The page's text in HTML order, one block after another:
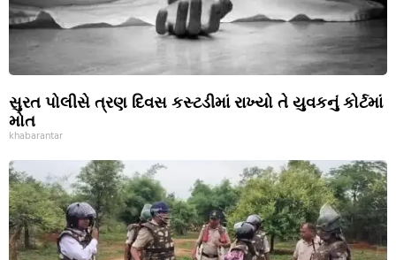
સુરત પોલીસે ત્રણ દિવસ કસ્ટડીમાં રાખ્યો તે યુવકનું કોર્ટમાં
મોત
khabarantar